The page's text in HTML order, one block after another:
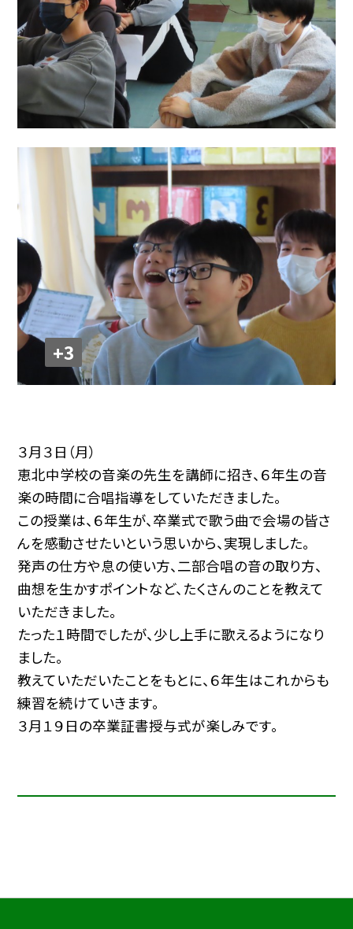
+3
３月３日（月）
恵北中学校の音楽の先生を講師に招き、６年生の音
楽の時間に合唱指導をしていただきました。
この授業は、６年生が、卒業式で歌う曲で会場の皆さ
んを感動させたいという思いから、実現しました。
発声の仕方や息の使い方、二部合唱の音の取り方、
曲想を生かすポイントなど、たくさんのことを教えて
いただきました。
たった１時間でしたが、少し上手に歌えるようになり
ました。
教えていただいたことをもとに、６年生はこれからも
練習を続けていきます。
３月１９日の卒業証書授与式が楽しみです。